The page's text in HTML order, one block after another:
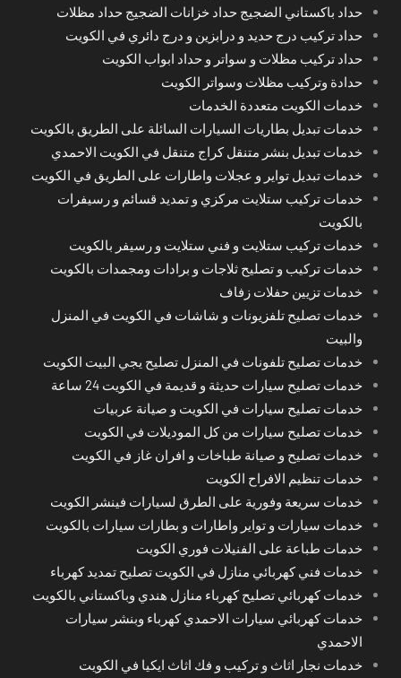
حداد باكستاني الضجيج حداد خزانات الضجيج حداد مظلات
حداد تركيب درج حديد و درابزين و درج دائري في الكويت
حداد تركيب مظلات و سواتر و حداد ابواب الكويت
حدادة وتركيب مظلات وسواتر الكويت
خدمات الكويت متعددة الخدمات
خدمات تبديل بطاريات السيارات السائلة على الطريق بالكويت
خدمات تبديل بنشر متنقل كراج متنقل في الكويت الاحمدي
خدمات تبديل تواير و عجلات واطارات على الطريق في الكويت
خدمات تركيب ستلايت مركزي و تمديد قسائم و رسيفرات
بالكويت
خدمات تركيب ستلايت و فني ستلايت و رسيفر بالكويت
خدمات تركيب و تصليح ثلاجات و برادات ومجمدات بالكويت
خدمات تزيين حفلات زفاف
خدمات تصليح تلفزيونات و شاشات في الكويت في المنزل
والبيت
خدمات تصليح تلفونات في المنزل تصليح يجي البيت الكويت
خدمات تصليح سيارات حديثة و قديمة في الكويت 24 ساعة
خدمات تصليح سيارات في الكويت و صيانة عربيات
خدمات تصليح سيارات من كل الموديلات في الكويت
خدمات تصليح و صيانة طباخات و افران غاز في الكويت
خدمات تنظيم الافراح الكويت
خدمات سريعة وفورية على الطرق لسيارات فينشر الكويت
خدمات سيارات و تواير واطارات و بطارات سيارات بالكويت
خدمات طباعة على الفنيلات فوري الكويت
خدمات فني كهربائي منازل في الكويت تصليح تمديد كهرباء
خدمات كهربائي تصليح كهرباء منازل هندي وباكستاني بالكويت
خدمات كهربائي سيارات الاحمدي كهرباء وبنشر سيارات
الاحمدي
خدمات نجار اثاث و تركيب و فك اثاث ايكيا في الكويت